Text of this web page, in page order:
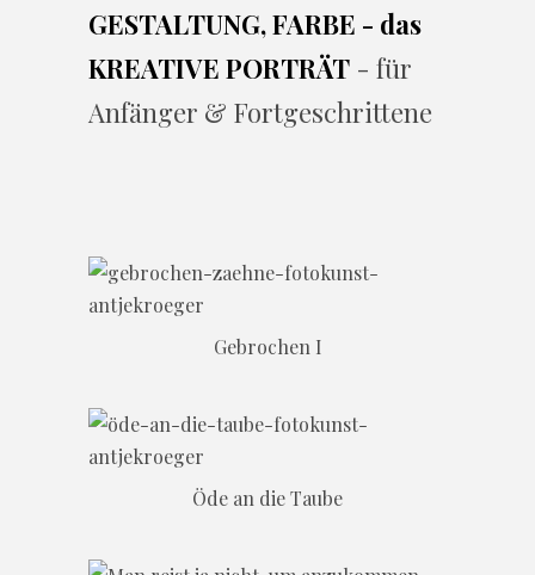
GESTALTUNG, FARBE - das
KREATIVE PORTRÄT - für
Anfänger & Fortgeschrittene
Gebrochen I
Öde an die Taube